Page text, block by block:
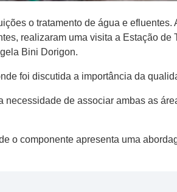
o tratamento de água e
realizaram uma visita a Estação
Bini Dorigon.
foi discutida a importância da
de associar ambas as
o componente apresenta uma